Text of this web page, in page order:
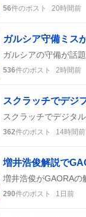
56件のポスト 20時間前
536件のポスト 2時間前
362件のポスト 14時間前
290件のポスト 1日前